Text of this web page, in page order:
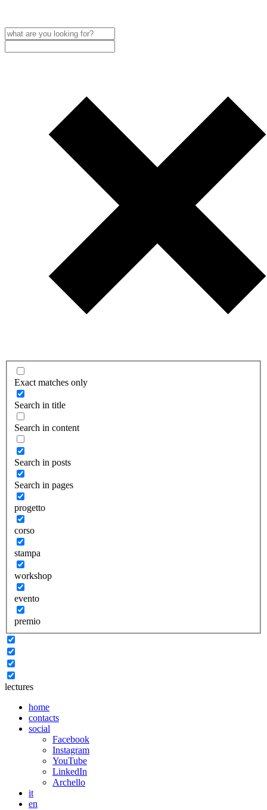
Exact matches only
Search in title
Search in content
Search in posts
Search in pages
progetto
corso
stampa
workshop
evento
premio
lectures
home
contacts
social
Facebook
Instagram
YouTube
LinkedIn
Archello
it
en